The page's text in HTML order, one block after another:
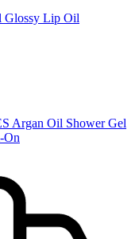
Glossy Lip Oil
Argan Oil Shower Gel
On